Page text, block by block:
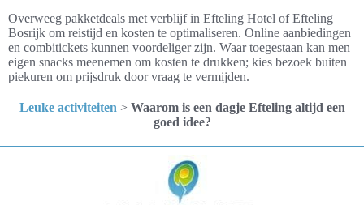
Overweeg pakketdeals met verblijf in Efteling Hotel of Efteling
Bosrijk om reistijd en kosten te optimaliseren. Online aanbiedingen
en combitickets kunnen voordeliger zijn. Waar toegestaan kan men
eigen snacks meenemen om kosten te drukken; kies bezoek buiten
piekuren om prijsdruk door vraag te vermijden.
Leuke activiteiten > Waarom is een dagje Efteling altijd een
goed idee?